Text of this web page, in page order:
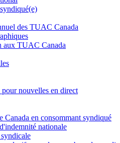
des TUAC Canada
aux TUAC Canada
nouvelles en direct
Canada en consommant syndiqué
nationale